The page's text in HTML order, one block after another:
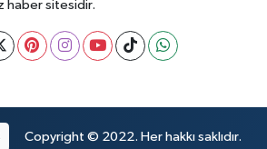
haber sitesidir.
Copyright © 2022. Her hakkı saklıdır.